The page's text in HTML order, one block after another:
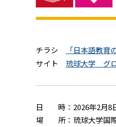
チラシ
「日本語教育
サイト 琉球大学 グ
日 時：2026年2月8
場 所：琉球大学国際